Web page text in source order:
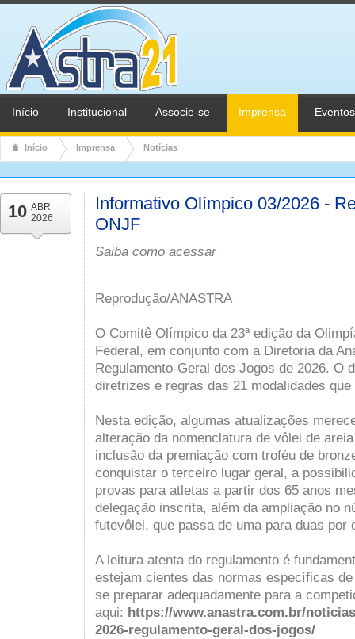
Início Institucional Associe-se Imprensa Eventos
Início Imprensa Notícias
10 ABR
2026
Informativo Olímpico 03/2026 -
ONJF
Saiba como acessar
Reprodução/ANASTRA
O Comitê Olímpico da 23ª edição da
Federal, em conjunto com a Diretoria da
Regulamento-Geral dos Jogos de 2026. O
diretrizes e regras das 21 modalidades
Nesta edição, algumas atualizações
alteração da nomenclatura de vôlei de
inclusão da premiação com troféu de
conquistar o terceiro lugar geral, a
provas para atletas a partir dos 65 anos
delegação inscrita, além da ampliação no
futevôlei, que passa de uma para duas por
A leitura atenta do regulamento é
estejam cientes das normas específicas
se preparar adequadamente para a
aqui: https://www.anastra.com.br/
2026-regulamento-geral-dos-jogos/